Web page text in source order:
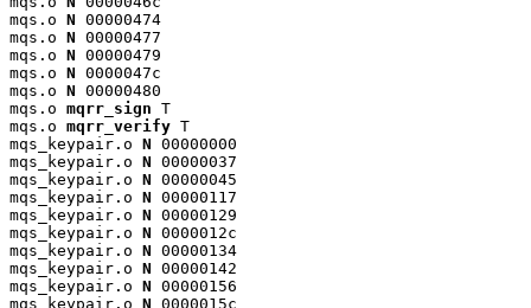
mqs.o N 00000474
mqs.o N 00000477
mqs.o N 00000479
mqs.o N 0000047c
mqs.o N 00000480
mqs.o mqrr_sign T
mqs.o mqrr_verify T
mqs_keypair.o N 00000000
mqs_keypair.o N 00000037
mqs_keypair.o N 00000045
mqs_keypair.o N 00000117
mqs_keypair.o N 00000129
mqs_keypair.o N 0000012c
mqs_keypair.o N 00000134
mqs_keypair.o N 00000142
mqs_keypair.o N 00000156
mqs_keypair.o N 0000015c